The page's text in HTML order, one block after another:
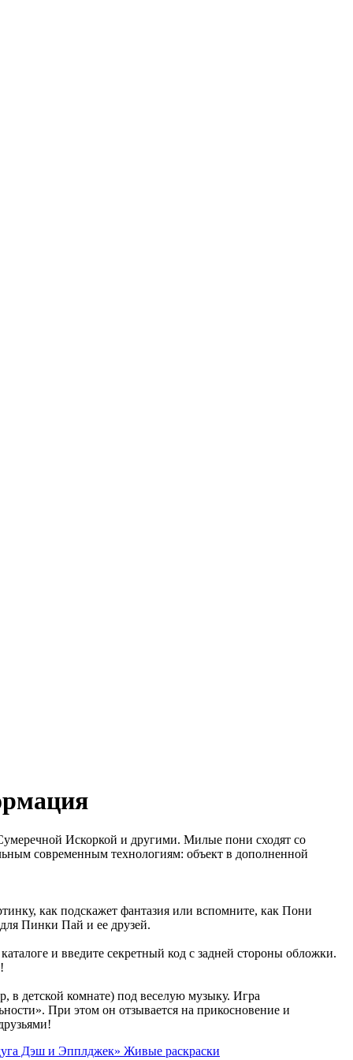
Искоркой и другими. Милые пони сходят со
современным технологиям: объект в дополненной
как подскажет фантазия или вспомните, как Пони
Пинки Пай и ее друзей.
и введите секретный код с задней стороны обложки.
детской комнате) под веселую музыку. Игра
При этом он отзывается на прикосновение и
Дэш и Эпплджек» Живые раскраски